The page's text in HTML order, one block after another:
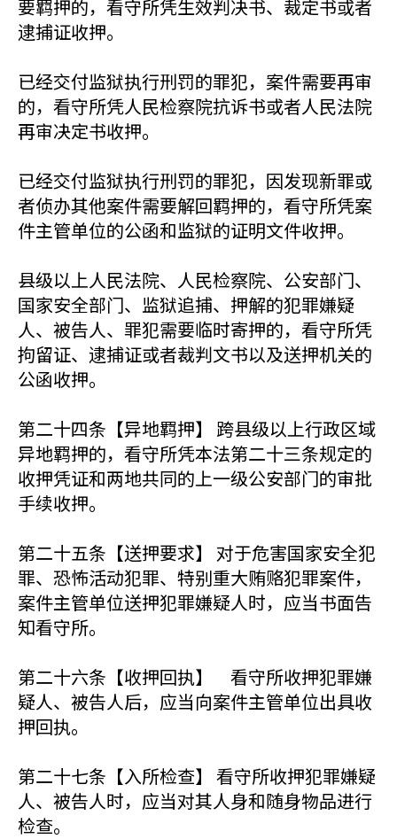
要羁押的，看守所凭生效判决书、裁定书或者
逮捕证收押。
已经交付监狱执行刑罚的罪犯，案件需要再审
的，看守所凭人民检察院抗诉书或者人民法院
再审决定书收押。
已经交付监狱执行刑罚的罪犯，因发现新罪或
者侦办其他案件需要解回羁押的，看守所凭案
件主管单位的公函和监狱的证明文件收押。
县级以上人民法院、人民检察院、公安部门、
国家安全部门、监狱追捕、押解的犯罪嫌疑
人、被告人、罪犯需要临时寄押的，看守所凭
拘留证、逮捕证或者裁判文书以及送押机关的
公函收押。
第二十四条【异地羁押】 跨县级以上行政区域
异地羁押的，看守所凭本法第二十三条规定的
收押凭证和两地共同的上一级公安部门的审批
手续收押。
第二十五条【送押要求】 对于危害国家安全犯
罪、恐怖活动犯罪、特别重大贿赂犯罪案件，
案件主管单位送押犯罪嫌疑人时，应当书面告
知看守所。
第二十六条【收押回执】 看守所收押犯罪嫌
疑人、被告人后，应当向案件主管单位出具收
押回执。
第二十七条【入所检查】 看守所收押犯罪嫌疑
人、被告人时，应当对其人身和随身物品进行
检查。